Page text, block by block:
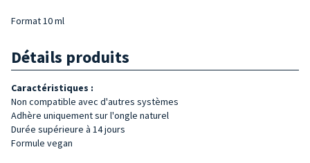
Format 10 ml
Détails produits
Caractéristiques :
Non compatible avec d'autres systèmes
Adhère uniquement sur l'ongle naturel
Durée supérieure à 14 jours
Formule vegan